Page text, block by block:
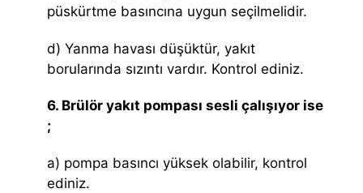
püskürtme basıncına uygun seçilmelidir.
d) Yanma havası düşüktür, yakıt
borularında sızıntı vardır. Kontrol ediniz.
6. Brülör yakıt pompası sesli çalışıyor ise
;
a) pompa basıncı yüksek olabilir, kontrol
ediniz.